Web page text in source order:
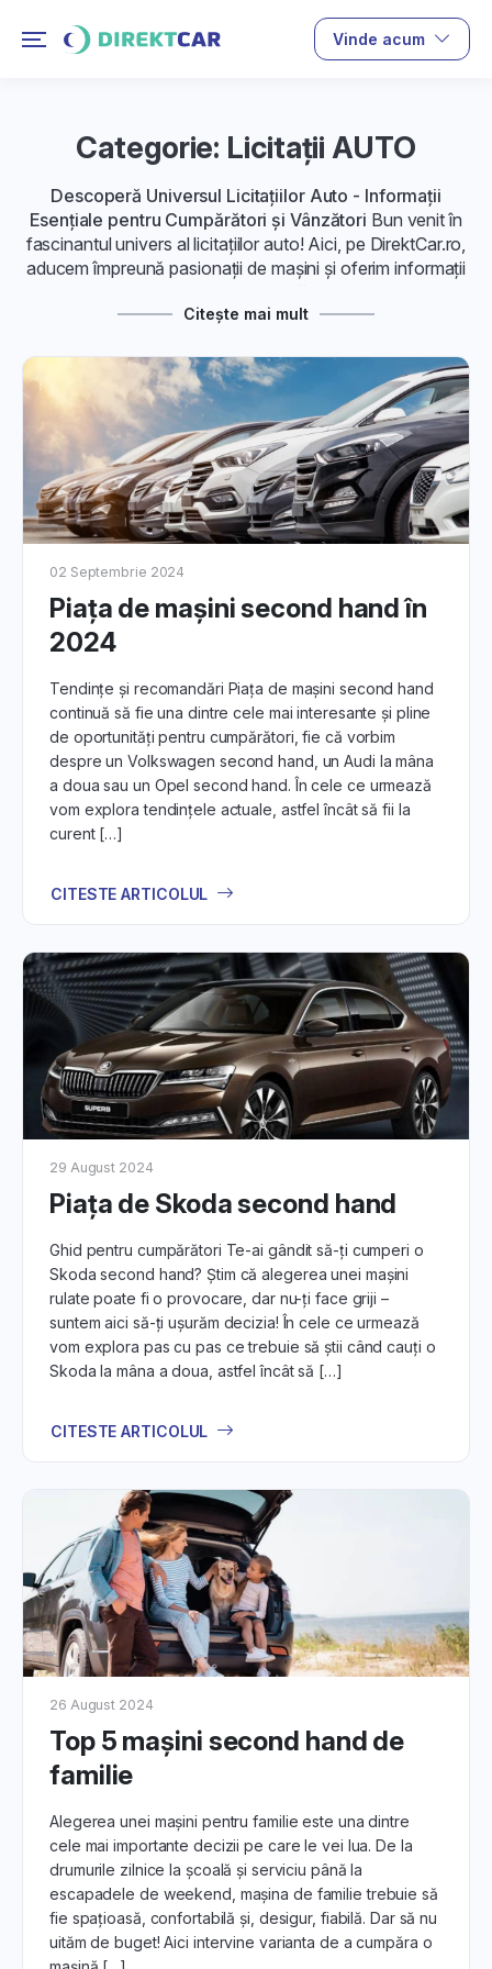
Vinde acum
Categorie: Licitații AUTO
Descoperă Universul Licitațiilor Auto - Informații
Esențiale pentru Cumpărători și Vânzători Bun venit în
fascinantul univers al licitațiilor auto! Aici, pe DirektCar.ro,
aducem împreună pasionații de mașini și oferim informații
pentru cumpărători și vânzători, astfel încât să te simți
1. Despre Licitații Auto:
Explorează conceptul delicitații autoși modul în care
funcționează. De la principiile de bază la avantajele
implicate, descoperă de ce această metodă de
tranzacționare devine tot mai populară.
2. Platforma Auto DirektCar.ro:
Află detalii despre platforma noastră, cu accent pe
funcționalități precum înregistrarea, navigarea prin oferte
și participarea la licitații. Descoperă cum să profiți la
maximum de toate resursele oferite.
3. Procesul deCumpărare:
Pentru cumpărători, oferim informații despre pașii implicați
în procesul de achiziție. De la explorarea ofertelor până la
finalizarea tranzacției, vei învăța cum să navighezi cu
succes în lumea licitațiilor auto.
Pentru vânzători, articolele detaliază cum să își
prețul corect și să interacționeze eficient cu potențialii
cumpărători.
5. Inspectarea și Evaluarea Mașinii:
Indiferent de perspectiva ta (cumpărător sau vânzător),
articolele oferă sfaturi privind importanța inspecției
detaliate a mașinii înainte de orice tranzacție.
6. Asistență și Resurse Adiționale:
Descoperă cum echipa noastră de asistență poate să te
sprijine pe tot parcursul procesului. Ai acces și la resurse
suplimentare pentru a-ți completa cunoștințele și a face
alegeri informate.
Fii pregătit pentru o experiență completă în lumea
licitațiilor auto, cuDirektCar.ro!
Citește mai mult
02 Septembrie 2024
Piața de mașini second hand în
2024
Tendințe și recomandări Piața de mașini second hand
continuă să fie una dintre cele mai interesante și pline
de oportunități pentru cumpărători, fie că vorbim
despre un Volkswagen second hand, un Audi la mâna
a doua sau un Opel second hand. În cele ce urmează
vom explora tendințele actuale, astfel încât să fii la
curent […]
CITESTE ARTICOLUL
29 August 2024
Piața de Skoda second hand
Ghid pentru cumpărători Te-ai gândit să-ți cumperi o
Skoda second hand? Știm că alegerea unei mașini
rulate poate fi o provocare, dar nu-ți face griji –
suntem aici să-ți ușurăm decizia! În cele ce urmează
vom explora pas cu pas ce trebuie să știi când cauți o
Skoda la mâna a doua, astfel încât să […]
CITESTE ARTICOLUL
26 August 2024
Top 5 mașini second hand de
familie
Alegerea unei mașini pentru familie este una dintre
cele mai importante decizii pe care le vei lua. De la
drumurile zilnice la școală și serviciu până la
escapadele de weekend, mașina de familie trebuie să
fie spațioasă, confortabilă și, desigur, fiabilă. Dar să nu
uităm de buget! Aici intervine varianta de a cumpăra o